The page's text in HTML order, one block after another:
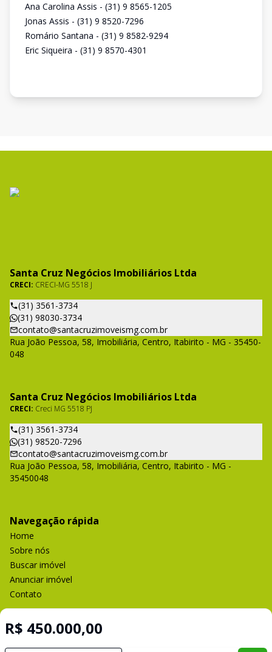
Ana Carolina Assis - (31) 9 8565-1205
Jonas Assis - (31) 9 8520-7296
Romário Santana - (31) 9 8582-9294
Eric Siqueira - (31) 9 8570-4301
R$ 450.000,00
Santa Cruz Negócios Imobiliários Ltda
CRECI: CRECI-MG 5518 J
(31) 3561-3734
(31) 98030-3734
contato@santacruzimoveismg.com.br
Rua João Pessoa, 58, Imobiliária, Centro, Itabirito - MG - 35450-
048
Santa Cruz Negócios Imobiliários Ltda
CRECI: Creci MG 5518 PJ
(31) 3561-3734
(31) 98520-7296
contato@santacruzimoveismg.com.br
Rua João Pessoa, 58, Imobiliária, Centro, Itabirito - MG -
35450048
Navegação rápida
Home
Sobre nós
Buscar imóvel
Anunciar imóvel
Contato